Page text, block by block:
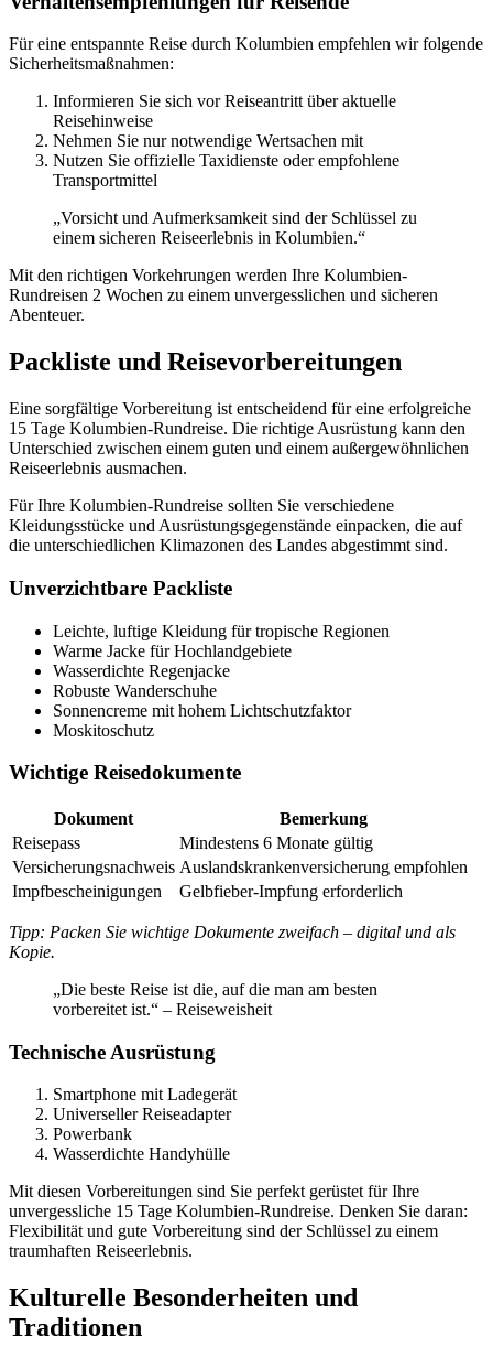
Für eine entspannte Reise durch Kolumbien empfehlen wir folgende
Sicherheitsmaßnahmen:
Informieren Sie sich vor Reiseantritt über aktuelle
Reisehinweise
Nehmen Sie nur notwendige Wertsachen mit
Nutzen Sie offizielle Taxidienste oder empfohlene
Transportmittel
„Vorsicht und Aufmerksamkeit sind der Schlüssel zu
einem sicheren Reiseerlebnis in Kolumbien.“
Mit den richtigen Vorkehrungen werden Ihre Kolumbien-
Rundreisen 2 Wochen zu einem unvergesslichen und sicheren
Abenteuer.
Packliste und Reisevorbereitungen
Eine sorgfältige Vorbereitung ist entscheidend für eine erfolgreiche
15 Tage Kolumbien-Rundreise. Die richtige Ausrüstung kann den
Unterschied zwischen einem guten und einem außergewöhnlichen
Reiseerlebnis ausmachen.
Für Ihre Kolumbien-Rundreise sollten Sie verschiedene
Kleidungsstücke und Ausrüstungsgegenstände einpacken, die auf
die unterschiedlichen Klimazonen des Landes abgestimmt sind.
Unverzichtbare Packliste
Leichte, luftige Kleidung für tropische Regionen
Warme Jacke für Hochlandgebiete
Wasserdichte Regenjacke
Robuste Wanderschuhe
Sonnencreme mit hohem Lichtschutzfaktor
Moskitoschutz
Wichtige Reisedokumente
Dokument
Bemerkung
Reisepass
Mindestens 6 Monate gültig
Versicherungsnachweis Auslandskrankenversicherung empfohlen
Impfbescheinigungen
Gelbfieber-Impfung erforderlich
Tipp: Packen Sie wichtige Dokumente zweifach – digital und als
Kopie.
„Die beste Reise ist die, auf die man am besten
vorbereitet ist.“ – Reiseweisheit
Technische Ausrüstung
Smartphone mit Ladegerät
Universeller Reiseadapter
Powerbank
Wasserdichte Handyhülle
Mit diesen Vorbereitungen sind Sie perfekt gerüstet für Ihre
unvergessliche 15 Tage Kolumbien-Rundreise. Denken Sie daran:
Flexibilität und gute Vorbereitung sind der Schlüssel zu einem
traumhaften Reiseerlebnis.
Kulturelle Besonderheiten und
Traditionen